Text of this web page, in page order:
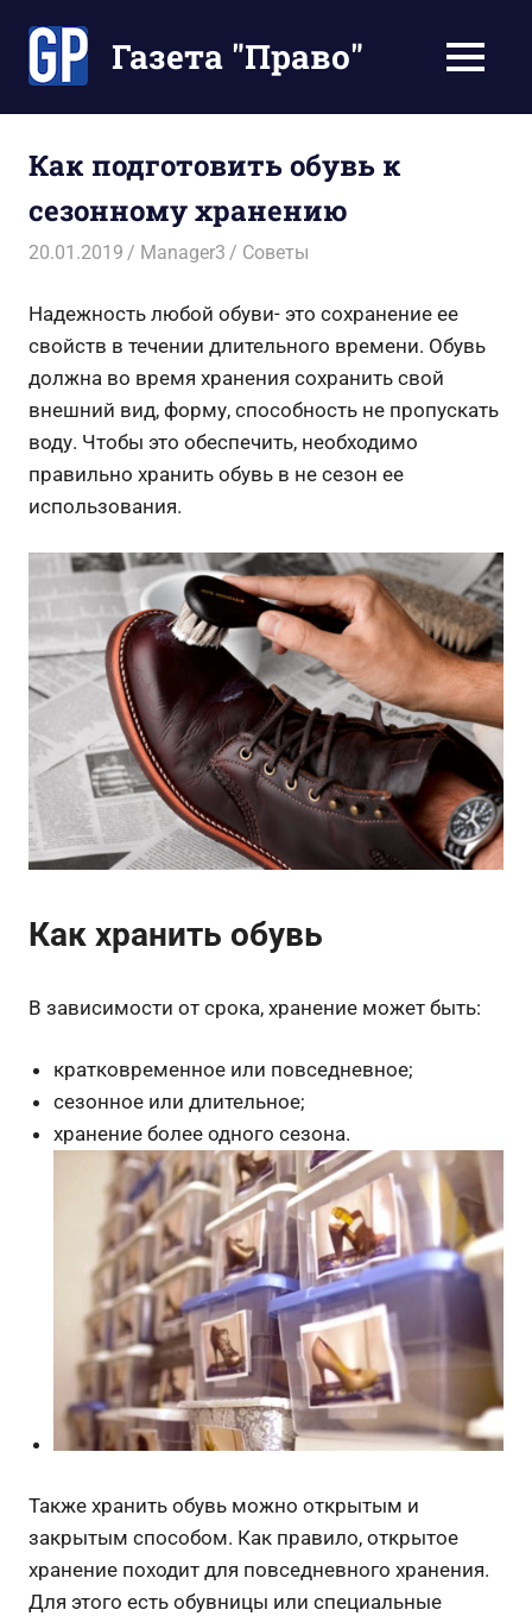
содержимомуГазета "Право"
экономят
Ваше
время
МЕНЮ
Как подготовить обувь к
сезонному хранению
20.01.2019 Manager3 Советы
Надежность любой обуви- это сохранение ее
свойств в течении длительного времени. Обувь
должна во время хранения сохранить свой
внешний вид, форму, способность не пропускать
воду. Чтобы это обеспечить, необходимо
правильно хранить обувь в не сезон ее
использования.
Как хранить обувь
В зависимости от срока, хранение может быть:
кратковременное или повседневное;
сезонное или длительное;
хранение более одного сезона.
Также хранить обувь можно открытым и
закрытым способом. Как правило, открытое
хранение походит для повседневного хранения.
Для этого есть обувницы или специальные